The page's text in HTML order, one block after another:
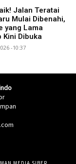
Jalan Teratai
Mulai Dibenahi,
yang Lama
Kini Dibuka
-10:37